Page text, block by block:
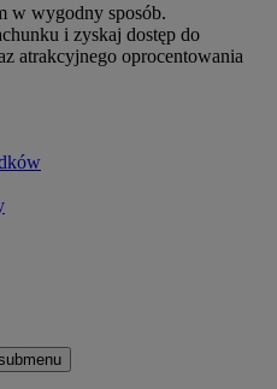
w wygodny sposób.
i zyskaj dostęp do
atrakcyjnego oprocentowania